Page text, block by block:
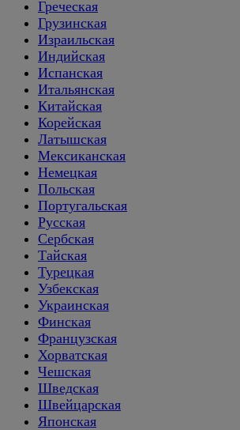
Греческая
Грузинская
Израильская
Индийская
Испанская
Итальянская
Китайская
Корейская
Латышская
Мексиканская
Немецкая
Польская
Португальская
Русская
Сербская
Тайская
Турецкая
Узбекская
Украинская
Финская
Французская
Хорватская
Чешская
Шведская
Швейцарская
Японская